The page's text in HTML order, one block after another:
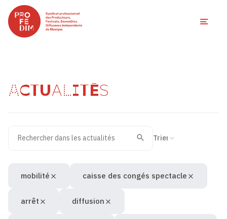
ACTUALITÉS
Recherche
Valider
mobilité caisse des congés spectacle
arrêt diffusion